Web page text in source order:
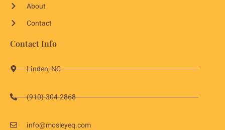
About
Contact
Contact Info
Linden, NC
(910)-304-2868
info@mosleyeq.com